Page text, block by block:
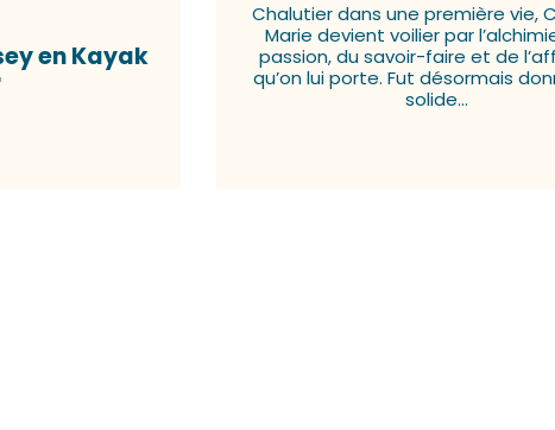
en Kayak
Chalutier dans une première vie,
Marie devient voilier par
passion, du savoir-faire et de
qu’on lui porte. Fut désormais
solide...